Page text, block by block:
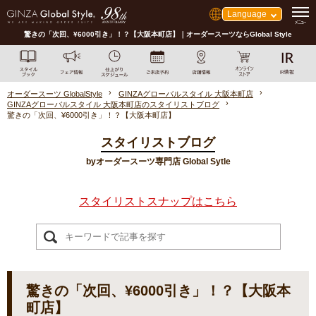
Language
驚きの「次回、¥6000引き」！？【大阪本町店】｜オーダースーツならGlobal Style
オーダースーツ GlobalStyle
GINZAグローバルスタイル 大阪本町店
GINZAグローバルスタイル 大阪本町店のスタイリストブログ
驚きの「次回、¥6000引き」！？【大阪本町店】
スタイリストブログ
byオーダースーツ専門店 Global Sytle
スタイリストスナップはこちら
驚きの「次回、¥6000引き」！？【大阪本
町店】